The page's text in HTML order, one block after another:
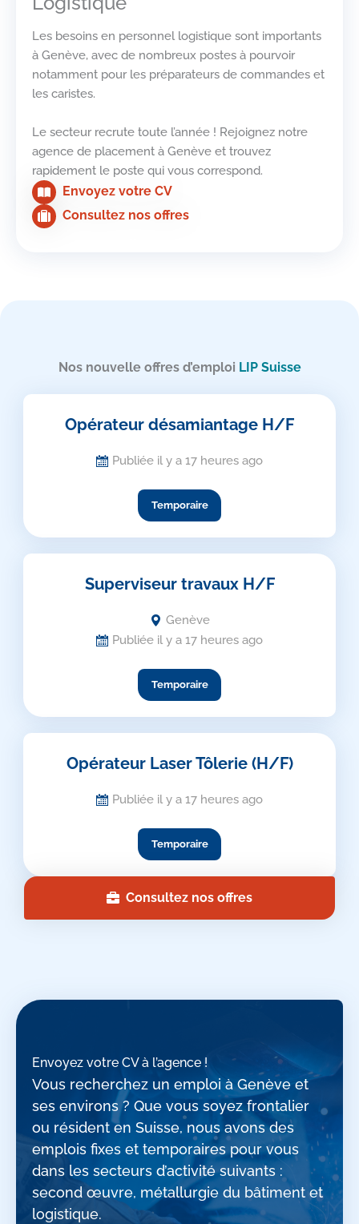
Les besoins en personnel logistique sont importants
à Genève, avec de nombreux postes à pourvoir
notamment pour les préparateurs de commandes et
les caristes.
Le secteur recrute toute l’année ! Rejoignez notre
agence de placement à Genève et trouvez
rapidement le poste qui vous correspond.
Envoyez votre CV
Consultez nos offres
Nos nouvelle offres d’emploi LIP Suisse
Opérateur désamiantage H/F
Publiée il y a 17 heures ago
Temporaire
Superviseur travaux H/F
Genève
Publiée il y a 17 heures ago
Temporaire
Opérateur Laser Tôlerie (H/F)
Publiée il y a 17 heures ago
Temporaire
Consultez nos offres
Envoyez votre CV à l’agence !
Vous recherchez un emploi à Genève et
ses environs ? Que vous soyez frontalier
ou résident en Suisse, nous avons des
emplois fixes et temporaires pour vous
dans les secteurs d’activité suivants :
second œuvre, métallurgie du bâtiment et
logistique.